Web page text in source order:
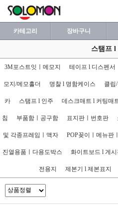
카테고리 장바구니
스탬프 l
3M포스트잇ㅣ메모지 테이프 l 디스펜서
모지/메모홀더 명찰 l 명함케이스 클립
카 스탬프 l 인주 데스크매트 l 커팅매
침 부품함ㅣ공구함 표지판ㅣ번호판
및 각종프레임ㅣ액자 POP꽂이ㅣ메뉴판
진열용품ㅣ다용도박스 화이트보드 l 게
전용지 제본기 l 제본표지